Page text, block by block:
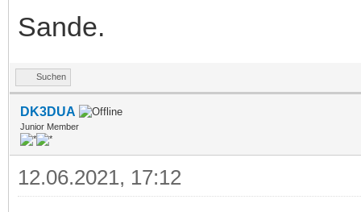
Sande.
Suchen
DK3DUA
Junior Member
12.06.2021, 17:12